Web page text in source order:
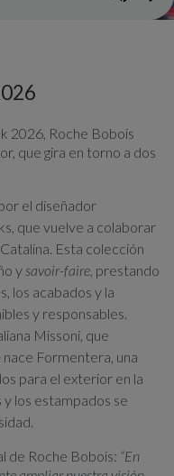
2026, Roche Bobois
que gira en torno a dos
el diseñador
que vuelve a colaborar
Esta colección
y savoir-faire , prestando
los acabados y la
y responsables.
Missoni, que
Formentera, una
para el exterior en la
los estampados se
de Roche Bobois: “En